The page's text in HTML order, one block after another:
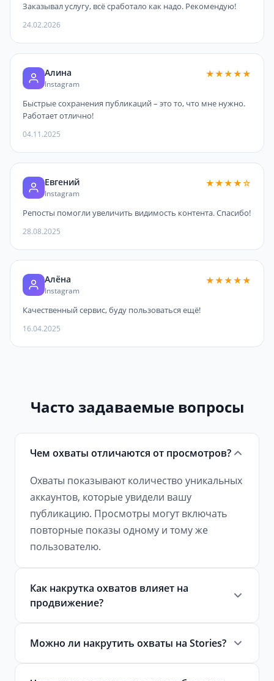
Заказывал услугу, всё сработало как надо. Рекомендую!
24.02.2026
Алина
Instagram
★★★★★
Быстрые сохранения публикаций – это то, что мне нужно.
Работает отлично!
04.11.2025
Евгений
Instagram
★★★★☆
Репосты помогли увеличить видимость контента. Спасибо!
28.08.2025
Алёна
Instagram
★★★★★
Качественный сервис, буду пользоваться ещё!
16.04.2025
Часто задаваемые вопросы
Чем охваты отличаются от просмотров?
Охваты показывают количество уникальных
аккаунтов, которые увидели вашу
публикацию. Просмотры могут включать
повторные показы одному и тому же
пользователю.
Как накрутка охватов влияет на
продвижение?
Instagram о популярности контента, что
может привести к большему количеству
Можно ли накрутить охваты на Stories?